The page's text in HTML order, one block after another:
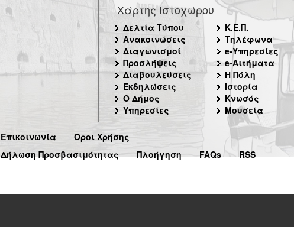
Χάρτης Ιστοχώρου
Δελτία Τύπου
Ανακοινώσεις
Διαγωνισμοί
Προσλήψεις
Διαβουλεύσεις
Εκδηλώσεις
Ο Δήμος
Υπηρεσίες
Κ.Ε.Π.
Τηλέφωνα
e-Υπηρεσίες
e-Αιτήματα
Η Πόλη
Ιστορία
Κνωσός
Μουσεία
Επικοινωνία
Όροι Χρήσης
Δήλωση Προσβασιμότητας
Πλοήγηση FAQs RSS